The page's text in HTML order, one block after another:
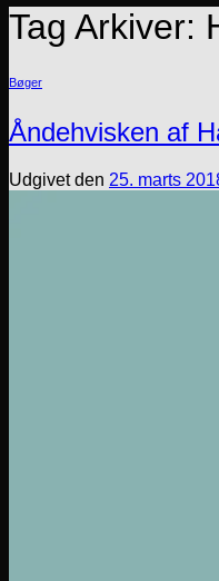
Tag Arkiver:
Bøger
Åndehvisken af
Udgivet den 25. marts